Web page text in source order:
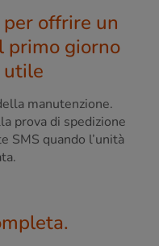
offrire un
primo giorno
utile
manutenzione.
prova di spedizione
SMS quando l’unità